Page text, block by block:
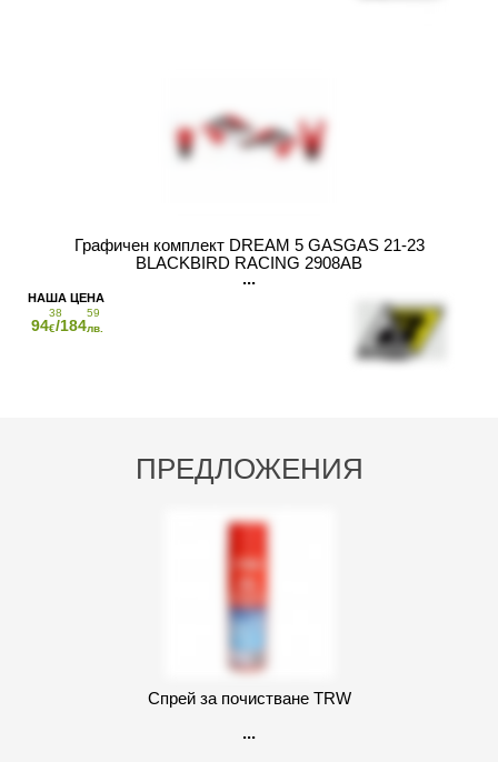
ПРЕДЛОЖЕНИЯ
Спрей за почистване TRW
Графичен комплект DREAM 5 GASGAS 21-23
BLACKBIRD RACING 2908AB
94
38
€/184
59
лв.